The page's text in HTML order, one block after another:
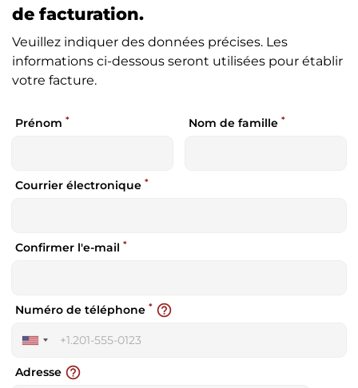
de facturation.
Veuillez indiquer des données précises. Les
informations ci-dessous seront utilisées pour établir
votre facture.
Prénom * Nom de famille *
Courrier électronique *
Confirmer l'e-mail *
United
+1
Numéro de téléphone * help_outline
Adresse help_outline